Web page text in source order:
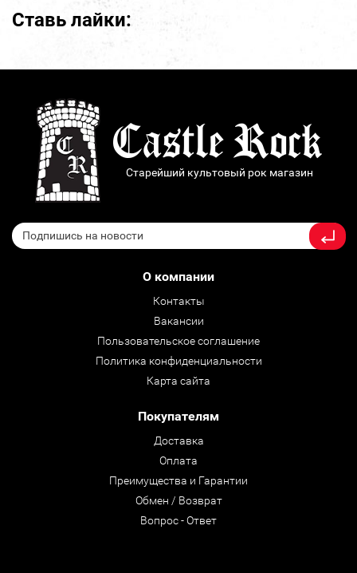
Ставь лайки:
Старейший культовый рок магазин
О компании
Контакты
Вакансии
Пользовательское соглашение
Политика конфиденциальности
Карта сайта
Покупателям
Доставка
Оплата
Преимущества и Гарантии
Обмен / Возврат
Вопрос - Ответ